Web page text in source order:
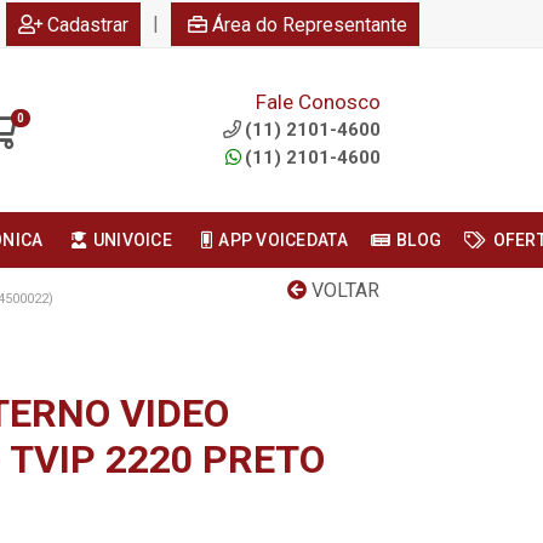
Cadastrar | Área do Representante
0
Fale Conosco
(11) 2101-4600
(11) 2101-4600
UNIVOICE APP VOICEDATA BLOG
VOLTAR
VIDEO
TVIP 2220 PRETO